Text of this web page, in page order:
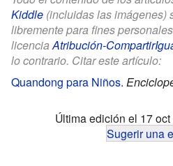
Kiddle (incluidas las imágenes)
libremente para fines
licenciaAtribución-
lo contrario. Citar este artículo:
Quandong para Niños.
Última edición el 17
Sugerir una